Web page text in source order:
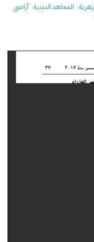
المعاهد الدينية أراضي